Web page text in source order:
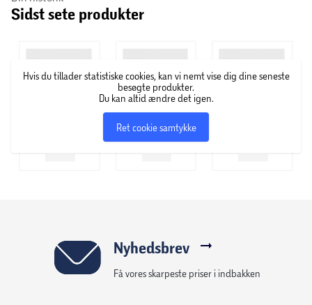
Sidst sete produkter
Hvis du tillader statistiske cookies, kan vi nemt vise dig dine seneste
besøgte produkter.
Du kan altid ændre det igen.
Ret cookie samtykke
Nyhedsbrev
Få vores skarpeste priser i indbakken